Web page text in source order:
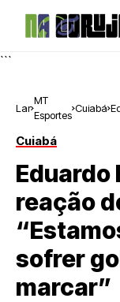
```
Lar
MT
Esportes
Cuiabá
Cuiabá
Eduardo
reação
sofrer
marcar”